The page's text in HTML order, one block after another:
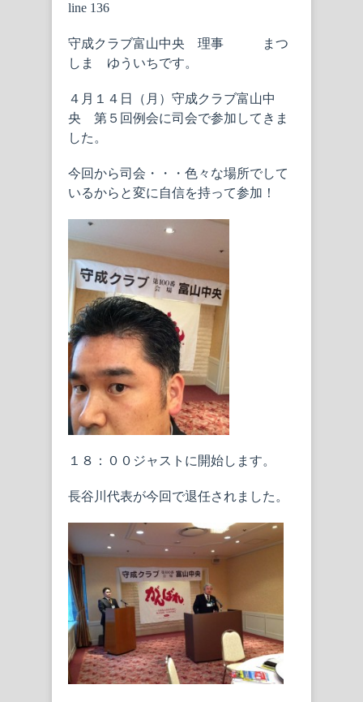
line 136
守成クラブ富山中央 理事 まつ
しま ゆういちです。
４月１４日（月）守成クラブ富山中
央 第５回例会に司会で参加してきま
した。
今回から司会・・・色々な場所でして
いるからと変に自信を持って参加！
１８：００ジャストに開始します。
長谷川代表が今回で退任されました。